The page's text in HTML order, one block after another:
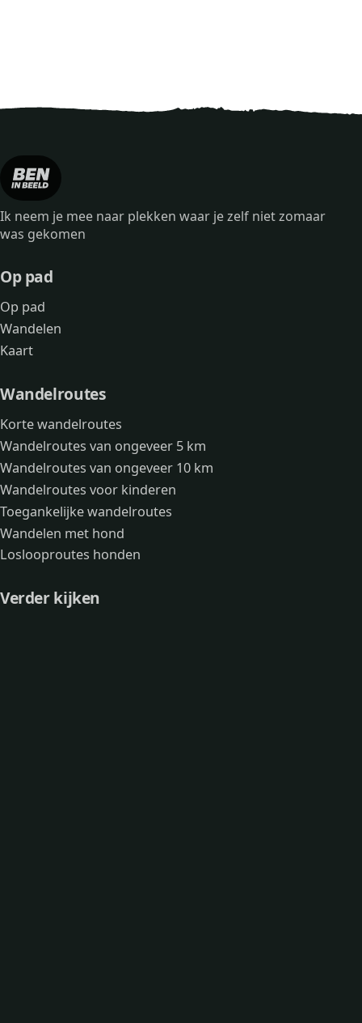
Ik neem je mee naar plekken waar je zelf niet zomaar
was gekomen
Op pad
Op pad
Wandelen
Kaart
Wandelroutes
Korte wandelroutes
Wandelroutes van ongeveer 5 km
Wandelroutes van ongeveer 10 km
Wandelroutes voor kinderen
Toegankelijke wandelroutes
Wandelen met hond
Loslooproutes honden
Verder kijken